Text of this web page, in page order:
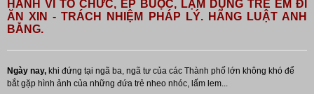
HÀNH VI TỔ CHỨC, ÉP BUỘC, LẠM DỤNG TRẺ EM ĐI
ĂN XIN - TRÁCH NHIỆM PHÁP LÝ. HÃNG LUẬT ANH
BẰNG.
Ngày nay, khi đứng tại ngã ba, ngã tư của các Thành phố lớn không khó để
bắt gặp hình ảnh của những đứa trẻ nheo nhóc, lấm lem...